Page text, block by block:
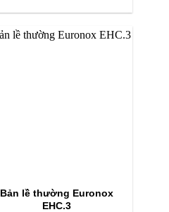
là:
tại
50.000₫.
Bản lề thường Euronox
EHC.3